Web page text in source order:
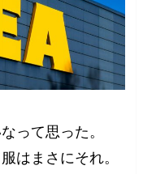
って思った。
はまさにそれ。